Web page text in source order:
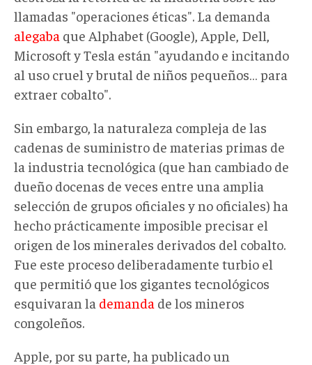
llamadas "operaciones éticas". La demanda
alegaba que Alphabet (Google), Apple, Dell,
Microsoft y Tesla están "ayudando e incitando
al uso cruel y brutal de niños pequeños… para
extraer cobalto".
Sin embargo, la naturaleza compleja de las
cadenas de suministro de materias primas de
la industria tecnológica (que han cambiado de
dueño docenas de veces entre una amplia
selección de grupos oficiales y no oficiales) ha
hecho prácticamente imposible precisar el
origen de los minerales derivados del cobalto.
Fue este proceso deliberadamente turbio el
que permitió que los gigantes tecnológicos
esquivaran la demanda de los mineros
congoleños.
Apple, por su parte, ha publicado un